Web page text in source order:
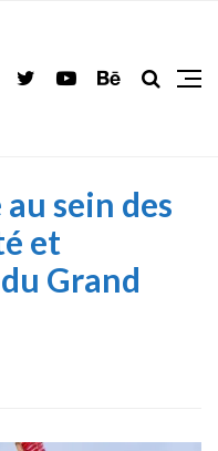
sein des
et
Grand